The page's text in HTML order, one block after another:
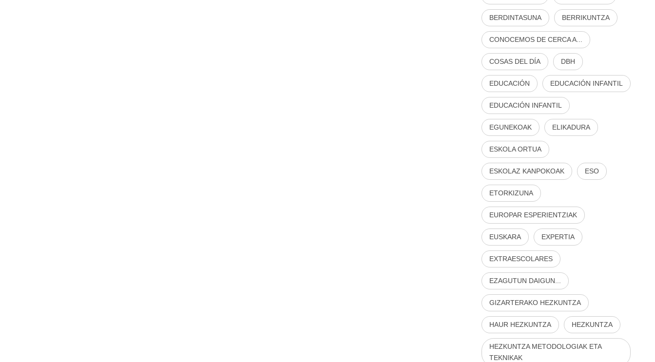
BERDINTASUNA BERRIKUNTZA
CONOCEMOS DE CERCA A...
COSAS DEL DÍA DBH
EDUCACIÓN EDUCACIÓN INFANTIL
EDUCACIÓN INFANTIL
EGUNEKOAK ELIKADURA
ESKOLA ORTUA
ESKOLAZ KANPOKOAK ESO
ETORKIZUNA
EUROPAR ESPERIENTZIAK
EUSKARA EXPERTIA
EXTRAESCOLARES
EZAGUTUN DAIGUN...
GIZARTERAKO HEZKUNTZA
HAUR HEZKUNTZA HEZKUNTZA
HEZKUNTZA METODOLOGIAK ETA
TEKNIKAK